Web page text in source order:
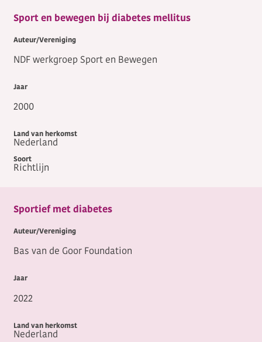
Sport en bewegen bij diabetes mellitus
NDF werkgroep Sport en Bewegen
2000
Nederland
Richtlijn
Sportief met diabetes
Bas van de Goor Foundation
2022
Nederland